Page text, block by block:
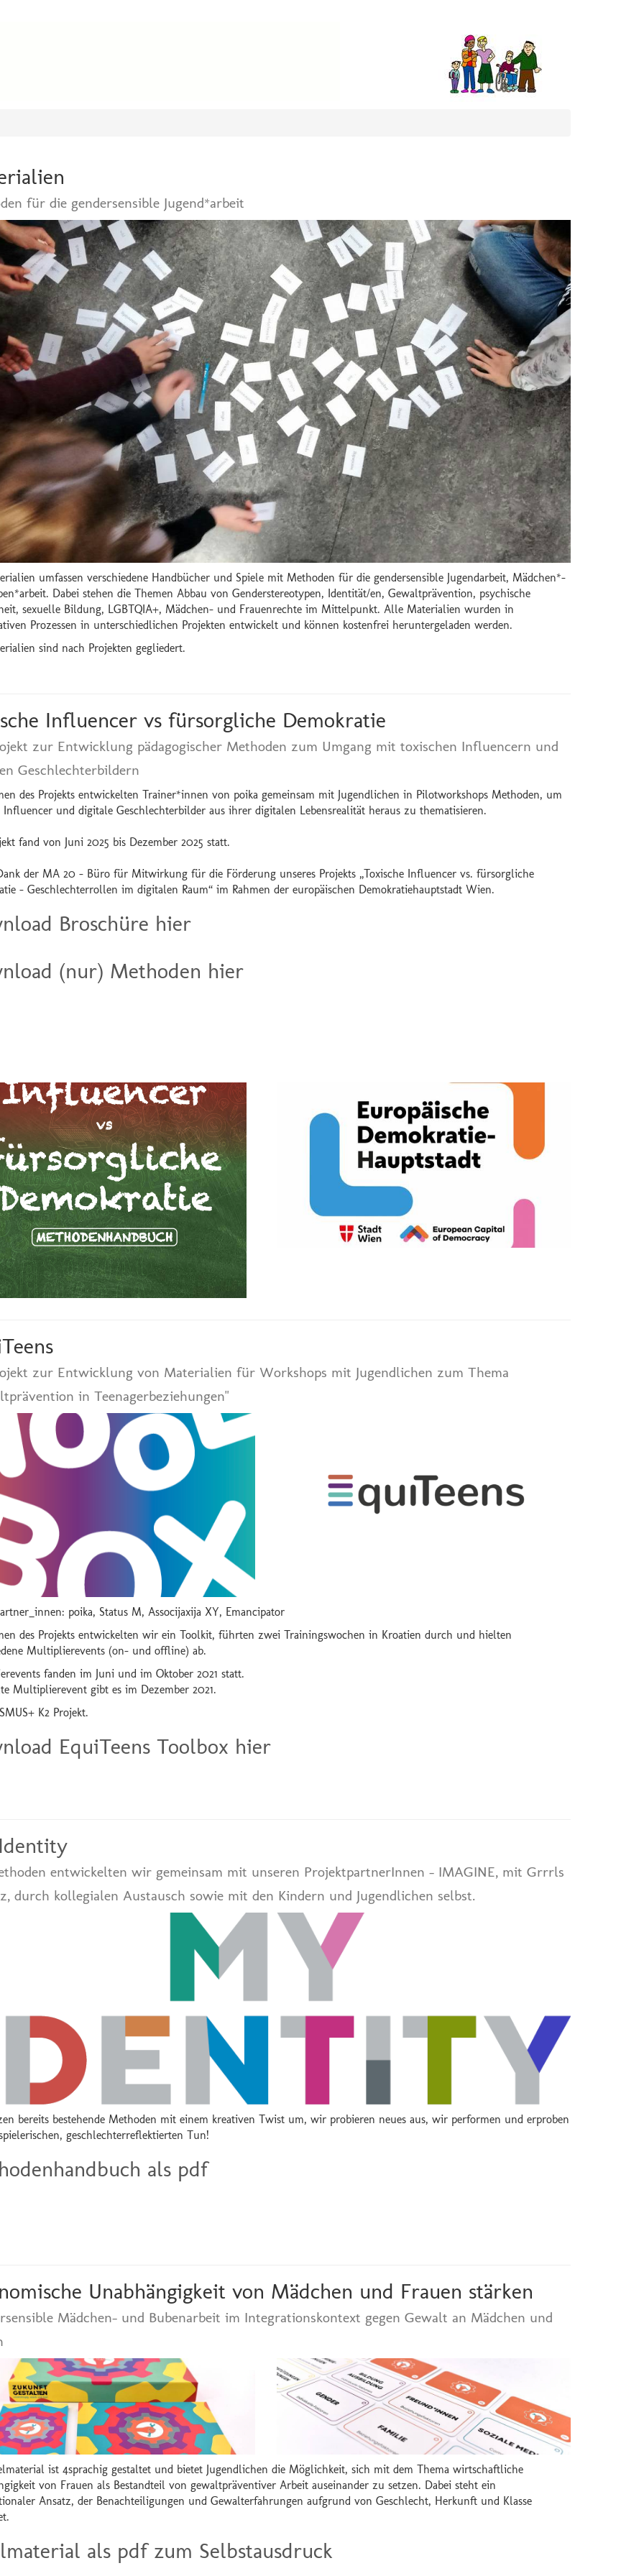
für die gendersensible Jugend*arbeit
umfassen verschiedene Handbücher und Spiele mit Methoden für die gendersensible Jugendarbeit, Mädchen*-
Dabei stehen die Themen Abbau von Genderstereotypen, Identität/en, Gewaltprävention, psychische
sexuelle Bildung, LGBTQIA+, Mädchen- und Frauenrechte im Mittelpunkt. Alle Materialien wurden in
Prozessen in unterschiedlichen Projekten entwickelt und können kostenfrei heruntergeladen werden.
sind nach Projekten gegliedert.
Influencer vs fürsorgliche Demokratie
zur Entwicklung pädagogischer Methoden zum Umgang mit toxischen Influencern und
Geschlechterbildern
des Projekts entwickelten Trainer*innen von poika gemeinsam mit Jugendlichen in Pilotworkshops Methoden, um
Influencer und digitale Geschlechterbilder aus ihrer digitalen Lebensrealität heraus zu thematisieren.
fand von Juni 2025 bis Dezember 2025 statt.
der MA 20 – Büro für Mitwirkung für die Förderung unseres Projekts „Toxische Influencer vs. fürsorgliche
– Geschlechterrollen im digitalen Raum“ im Rahmen der europäischen Demokratiehauptstadt Wien.
Broschüre hier
(nur) Methoden hier
zur Entwicklung von Materialien für Workshops mit Jugendlichen zum Thema
in Teenagerbeziehungen"
poika, Status M, Associjaxija XY, Emancipator
des Projekts entwickelten wir ein Toolkit, führten zwei Trainingswochen in Kroatien durch und hielten
Multiplierevents (on- und offline) ab.
fanden im Juni und im Oktober 2021 statt.
Multiplierevent gibt es im Dezember 2021.
K2 Projekt.
EquiTeens Toolbox hier
entwickelten wir gemeinsam mit unseren ProjektpartnerInnen – IMAGINE, mit Grrrls
durch kollegialen Austausch sowie mit den Kindern und Jugendlichen selbst.
bereits bestehende Methoden mit einem kreativen Twist um, wir probieren neues aus, wir performen und erproben
geschlechterreflektierten Tun!
als pdf
Unabhängigkeit von Mädchen und Frauen stärken
Mädchen- und Bubenarbeit im Integrationskontext gegen Gewalt an Mädchen und
ist 4sprachig gestaltet und bietet Jugendlichen die Möglichkeit, sich mit dem Thema wirtschaftliche
von Frauen als Bestandteil von gewaltpräventiver Arbeit auseinander zu setzen. Dabei steht ein
Ansatz, der Benachteiligungen und Gewalterfahrungen aufgrund von Geschlecht, Herkunft und Klasse
als pdf zum Selbstausdruck